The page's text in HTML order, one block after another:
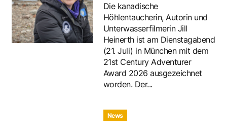
Die kanadische
Höhlentaucherin, Autorin und
Unterwasserfilmerin Jill
Heinerth ist am Dienstagabend
(21. Juli) in München mit dem
21st Century Adventurer
Award 2026 ausgezeichnet
worden. Der...
News